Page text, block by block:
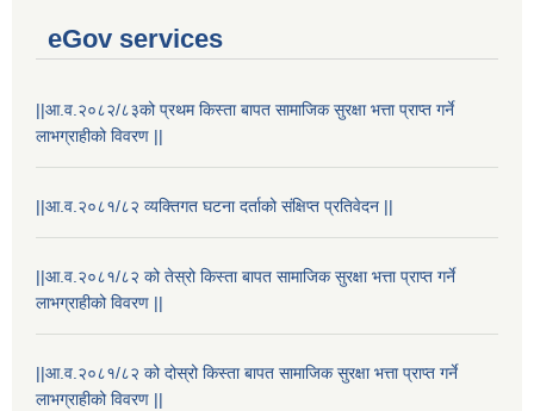
eGov services
||आ.व.२०८२/८३को प्रथम किस्ता बापत सामाजिक सुरक्षा भत्ता प्राप्त गर्ने
लाभग्राहीको विवरण ||
||आ.व.२०८१/८२ व्यक्तिगत घटना दर्ताको संक्षिप्त प्रतिवेदन ||
||आ.व.२०८१/८२ को तेस्रो किस्ता बापत सामाजिक सुरक्षा भत्ता प्राप्त गर्ने
लाभग्राहीको विवरण ||
||आ.व.२०८१/८२ को दोस्रो किस्ता बापत सामाजिक सुरक्षा भत्ता प्राप्त गर्ने
लाभग्राहीको विवरण ||